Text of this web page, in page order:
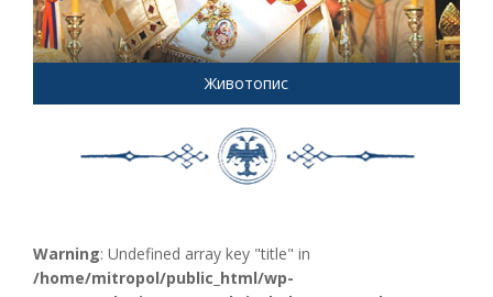
Животопис
Warning: Undefined array key "title" in
/home/mitropol/public_html/wp-